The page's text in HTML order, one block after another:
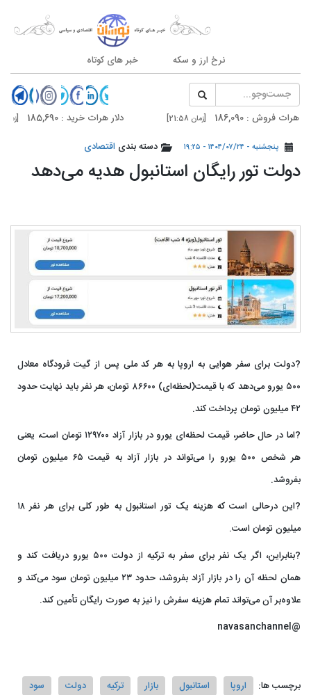
نرخ ارز و سکه خبر های کوتاه
: 186,090 [زمان 21:58] دلار هرات خرید : 185,690 [زمان 21:58]
فروش : 187,500 [زمان 20:59] دلار تهران خرید : 187,100 پنجشنبه - ۱۴۰۴/۰۷/۲۴ - ۱۹:۲۵ دسته بندی اقتصادی
دولت تور رایگان استانبول هدیه می‌دهد
?دولت برای سفر هوایی به اروپا به هر کد ملی پس از گیت فرودگاه معادل
۵۰۰ یورو می‌دهد که با قیمت(لحظه‌ای) ۸۶۶۰۰ تومان، هر نفر باید نهایت حدود
۴۲ میلیون تومان پرداخت کند.
?اما در حال حاضر، قیمت لحظه‌ای یورو در بازار آزاد ۱۲۹۷۰۰ تومان است، یعنی
هر شخص ۵۰۰ یورو را می‌تواند در بازار آزاد به قیمت ۶۵ میلیون تومان
بفروشد.
?این درحالی است که هزینه یک تور استانبول به طور کلی برای هر نفر ۱۸
میلیون تومان است.
?بنابراین، اگر یک نفر برای سفر به ترکیه از دولت ۵۰۰ یورو دریافت کند و
همان لحظه آن را در بازار آزاد بفروشد، حدود ۲۳ میلیون تومان سود می‌کند و
علاوه‌بر آن می‌تواند تمام هزینه سفرش را نیز به صورت رایگان تأمین کند.
@navasanchannel
برچسب ها: اروپا استانبول بازار ترکیه دولت
سود